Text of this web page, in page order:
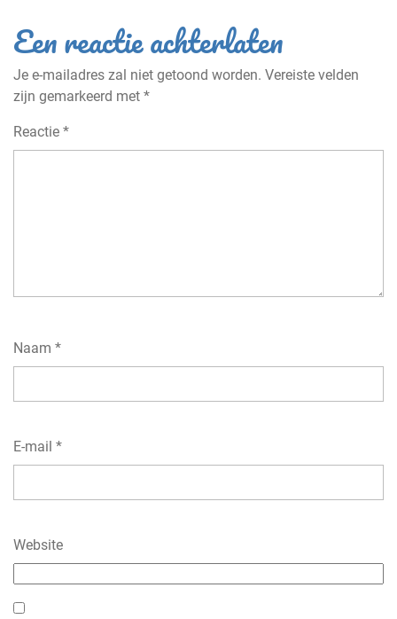
Een reactie achterlaten
Je e-mailadres zal niet getoond worden. Vereiste velden
zijn gemarkeerd met *
Reactie *
Naam *
E-mail *
Website